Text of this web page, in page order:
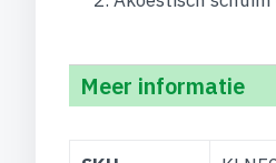
Meer informatie